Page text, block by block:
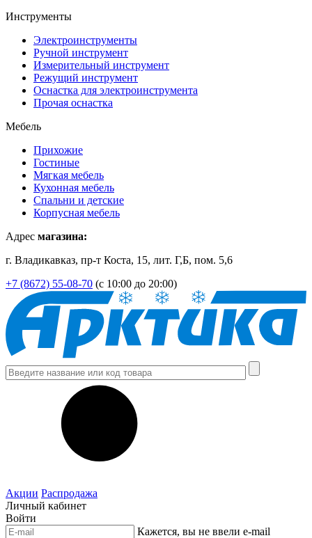
Инструменты
Электроинструменты
Ручной инструмент
Измерительный инструмент
Режущий инструмент
Оснастка для электроинструмента
Прочая оснастка
Мебель
Прихожие
Гостиные
Мягкая мебель
Кухонная мебель
Спальни и детские
Корпусная мебель
Адрес магазина:
г. Владикавказ, пр-т Коста, 15, лит. Г,Б, пом. 5,6
+7 (8672) 55-08-70 (с 10:00 до 20:00)
Акции Распродажа
Личный кабинет
Войти
Кажется, вы не ввели e-mail